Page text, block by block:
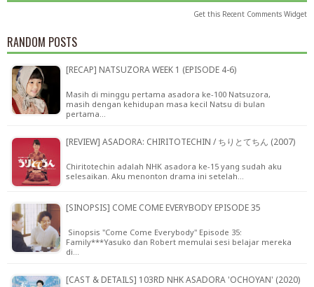
Get this Recent Comments Widget
RANDOM POSTS
[RECAP] NATSUZORA WEEK 1 (EPISODE 4-6)
Masih di minggu pertama asadora ke-100 Natsuzora,
masih dengan kehidupan masa kecil Natsu di bulan
pertama…
[REVIEW] ASADORA: CHIRITOTECHIN / ちりとてちん (2007)
Chiritotechin adalah NHK asadora ke-15 yang sudah aku
selesaikan. Aku menonton drama ini setelah…
[SINOPSIS] COME COME EVERYBODY EPISODE 35
Sinopsis "Come Come Everybody" Episode 35:
Family***Yasuko dan Robert memulai sesi belajar mereka
di…
[CAST & DETAILS] 103RD NHK ASADORA 'OCHOYAN' (2020)